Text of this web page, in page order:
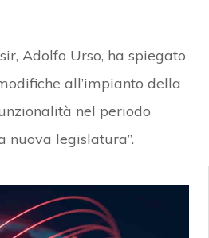
Adolfo Urso, ha spiegato
all’impianto della
nel periodo
nuova legislatura”.